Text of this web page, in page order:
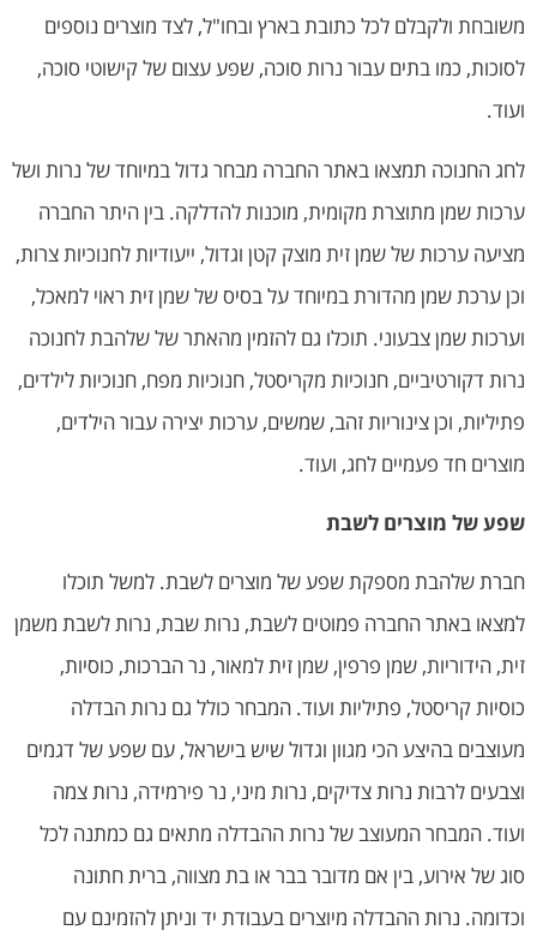
משובחת ולקבלם לכל כתובת בארץ ובחו"ל, לצד מוצרים נוספים
לסוכות, כמו בתים עבור נרות סוכה, שפע עצום של קישוטי סוכה,
ועוד.
לחג החנוכה תמצאו באתר החברה מבחר גדול במיוחד של נרות ושל
ערכות שמן מתוצרת מקומית, מוכנות להדלקה. בין היתר החברה
מציעה ערכות של שמן זית מוצק קטן וגדול, ייעודיות לחנוכיות צרות,
וכן ערכת שמן מהדורת במיוחד על בסיס של שמן זית ראוי למאכל,
וערכות שמן צבעוני. תוכלו גם להזמין מהאתר של שלהבת לחנוכה
נרות דקורטיביים, חנוכיות מקריסטל, חנוכיות מפח, חנוכיות לילדים,
פתיליות, וכן צינוריות זהב, שמשים, ערכות יצירה עבור הילדים,
מוצרים חד פעמיים לחג, ועוד.
שפע של מוצרים לשבת
חברת שלהבת מספקת שפע של מוצרים לשבת. למשל תוכלו
למצאו באתר החברה פמוטים לשבת, נרות שבת, נרות לשבת משמן
זית, הידוריות, שמן פרפין, שמן זית למאור, נר הברכות, כוסיות,
כוסיות קריסטל, פתיליות ועוד. המבחר כולל גם נרות הבדלה
מעוצבים בהיצע הכי מגוון וגדול שיש בישראל, עם שפע של דגמים
וצבעים לרבות נרות צדיקים, נרות מיני, נר פירמידה, נרות צמה
ועוד. המבחר המעוצב של נרות ההבדלה מתאים גם כמתנה לכל
סוג של אירוע, בין אם מדובר בבר או בת מצווה, ברית חתונה
וכדומה. נרות ההבדלה מיוצרים בעבודת יד וניתן להזמינם עם